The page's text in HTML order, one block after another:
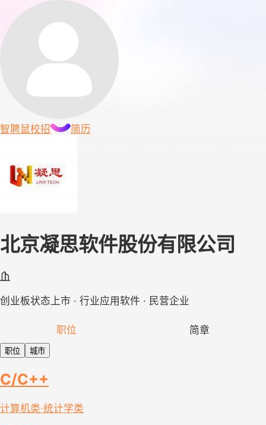
智聘鼠校招 简历
北京凝思软件股份有限公司
创业板状态上市 · 行业应用软件 · 民营企业
职位 简章
职位 城市
C/C++
计算机类·统计学类